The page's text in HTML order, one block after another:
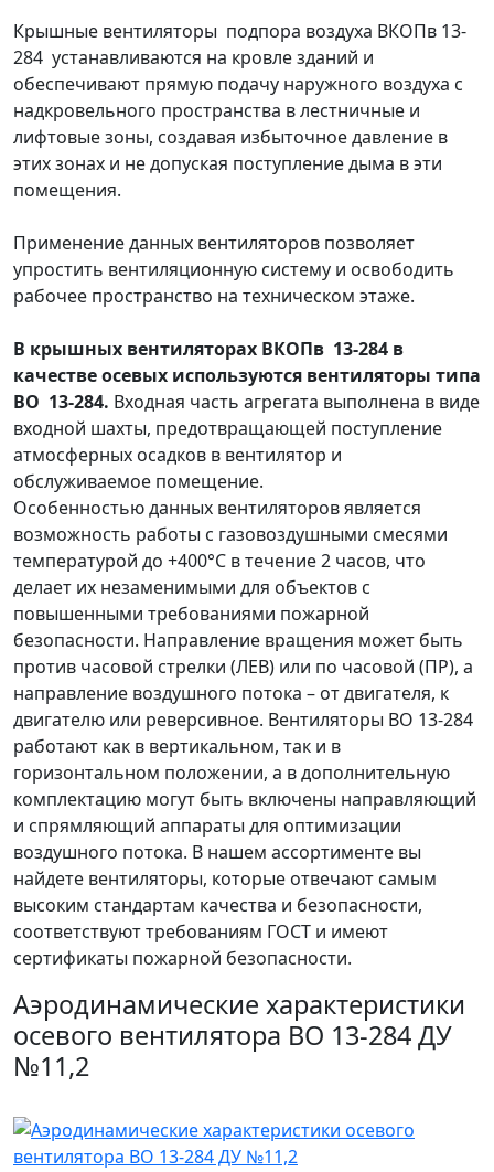
Крышные вентиляторы подпора воздуха ВКОПв 13-
284 устанавливаются на кровле зданий и
обеспечивают прямую подачу наружного воздуха с
надкровельного пространства в лестничные и
лифтовые зоны, создавая избыточное давление в
этих зонах и не допуская поступление дыма в эти
помещения.
Применение данных вентиляторов позволяет
упростить вентиляционную систему и освободить
рабочее пространство на техническом этаже.
В крышных вентиляторах ВКОПв 13-284 в
качестве осевых используются вентиляторы типа
ВО 13-284. Входная часть агрегата выполнена в виде
входной шахты, предотвращающей поступление
атмосферных осадков в вентилятор и
обслуживаемое помещение.
Особенностью данных вентиляторов является
возможность работы с газовоздушными смесями
температурой до +400°С в течение 2 часов, что
делает их незаменимыми для объектов с
повышенными требованиями пожарной
безопасности. Направление вращения может быть
против часовой стрелки (ЛЕВ) или по часовой (ПР), а
направление воздушного потока – от двигателя, к
двигателю или реверсивное. Вентиляторы ВО 13-284
работают как в вертикальном, так и в
горизонтальном положении, а в дополнительную
комплектацию могут быть включены направляющий
и спрямляющий аппараты для оптимизации
воздушного потока. В нашем ассортименте вы
найдете вентиляторы, которые отвечают самым
высоким стандартам качества и безопасности,
соответствуют требованиям ГОСТ и имеют
сертификаты пожарной безопасности.
Аэродинамические характеристики
осевого вентилятора ВО 13-284 ДУ
№11,2